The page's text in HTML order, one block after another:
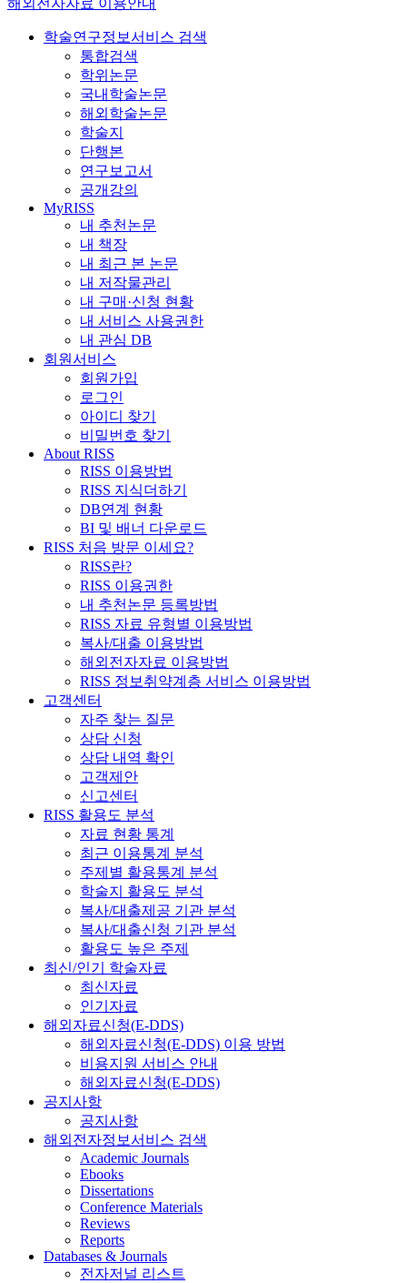
해외전자자료 이용안내
학술연구정보서비스 검색
통합검색
학위논문
국내학술논문
해외학술논문
학술지
단행본
연구보고서
공개강의
MyRISS
내 추천논문
내 책장
내 최근 본 논문
내 저작물관리
내 구매·신청 현황
내 서비스 사용권한
내 관심 DB
회원서비스
회원가입
로그인
아이디 찾기
비밀번호 찾기
About RISS
RISS 이용방법
RISS 지식더하기
DB연계 현황
BI 및 배너 다운로드
RISS 처음 방문 이세요?
RISS란?
RISS 이용권한
내 추천논문 등록방법
RISS 자료 유형별 이용방법
복사/대출 이용방법
해외전자자료 이용방법
RISS 정보취약계층 서비스 이용방법
고객센터
자주 찾는 질문
상담 신청
상담 내역 확인
고객제안
신고센터
RISS 활용도 분석
자료 현황 통계
최근 이용통계 분석
주제별 활용통계 분석
학술지 활용도 분석
복사/대출제공 기관 분석
복사/대출신청 기관 분석
활용도 높은 주제
최신/인기 학술자료
최신자료
인기자료
해외자료신청(E-DDS)
해외자료신청(E-DDS) 이용 방법
비용지원 서비스 안내
해외자료신청(E-DDS)
공지사항
공지사항
해외전자정보서비스 검색
Academic Journals
Ebooks
Dissertations
Conference Materials
Reviews
Reports
Databases & Journals
전자저널 리스트